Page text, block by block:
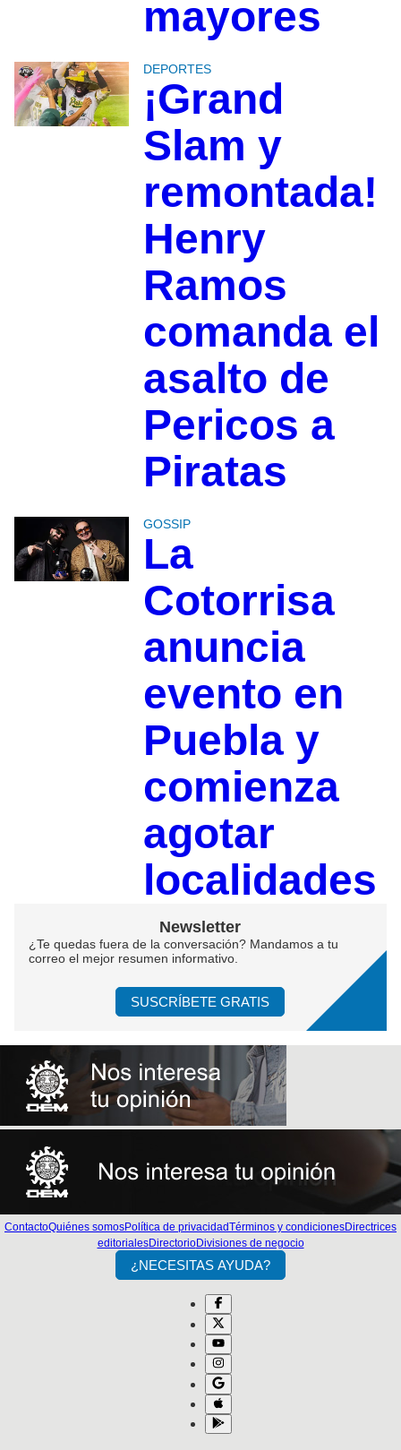
mayores
DEPORTES
¡Grand
Slam y
remontada!
Henry
Ramos
comanda el
asalto de
Pericos a
Piratas
GOSSIP
La
Cotorrisa
anuncia
evento en
Puebla y
comienza
agotar
localidades
Newsletter
¿Te quedas fuera de la conversación? Mandamos a tu
correo el mejor resumen informativo.
SUSCRÍBETE GRATIS
ContactoQuiénes somosPolítica de privacidadTérminos y condicionesDirectrices
editorialesDirectorioDivisiones de negocio
¿NECESITAS AYUDA?